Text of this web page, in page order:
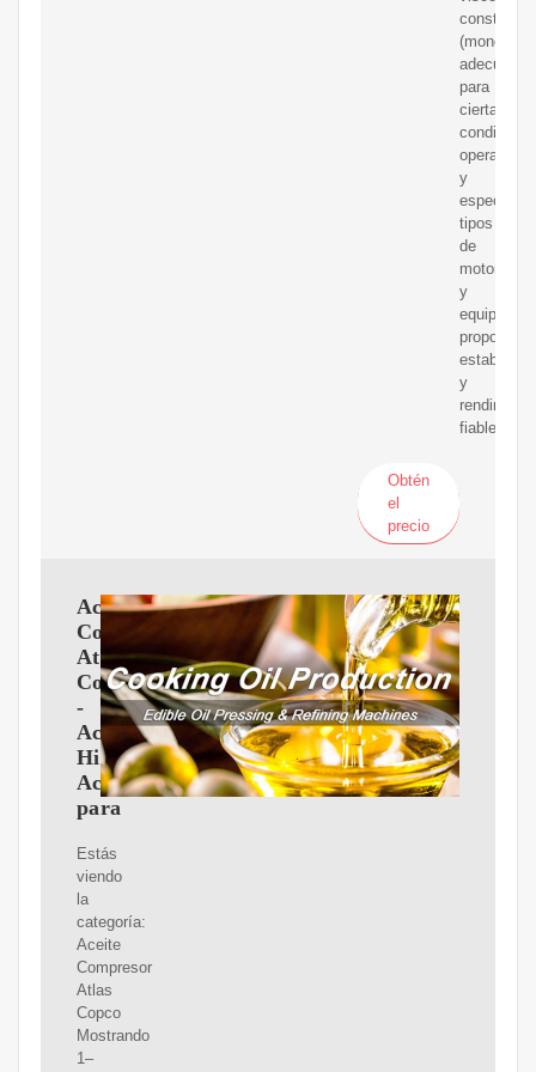
constante
adecuados
para
ciertas
operativas
y
tipos
de
motores
y
equipos
estabilidad
y
fiable.
Obtén
el
precio
Aceite
Compresor
Atlas
Copco
-
Aceite
Hidraulico,
Aceite
para
Estás
viendo
la
categoría:
Aceite
Compresor
Atlas
Copco
Mostrando
1–